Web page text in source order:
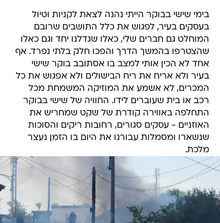
בימי שישי בבוקר הייתי נהנה לצאת לקניות וטיול
בעסקים בעיר, לפגוש את כלל התושבים שרובם
המוחלט גם חברים שלי, כאלו שגדלנו יחד וגם כאלו
שהצטרפו בהמשך הדרך והפכו חלק בלתי נפרד. אף
אחד לא הכין אותי למצב בו אסתובב בוקר שישי
בעיר ולא אריח את ריח הבישולים ולא אפגוש את כל
המכרים, לא אשמע את המוזיקה המשמחת מכל
רכב או בית שעוברים לידו. החוויה של שישי בבוקר
התחלפה באווירה קודרת של שקט שמחריש את
האוזניים - עסקים סגורים, רחובות ריקים והסוכות
שנשארו ומסמלות עבורנו את היום בו הזמן נעצר
מלכת.